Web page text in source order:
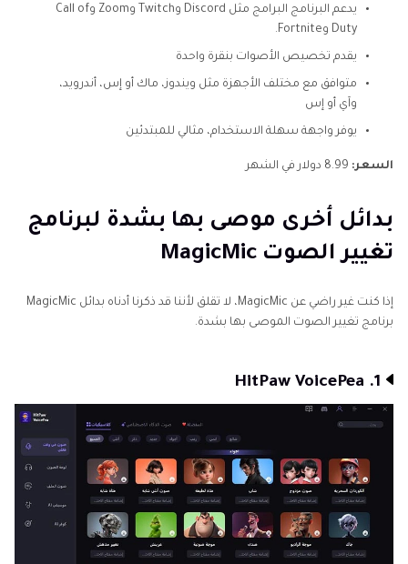
يدعم البرنامج البرامج مثل Discord وTwitch وZoom وCall of
Duty وFortnite.
يقدم تخصيص الأصوات بنقرة واحدة
متوافق مع مختلف الأجهزة مثل ويندوز، ماك أو إس، أندرويد،
وآي أو إس
يوفر واجهة سهلة الاستخدام، مثالي للمبتدئين
السعر: 8.99 دولار في الشهر
بدائل أخرى موصى بها بشدة لبرنامج
تغيير الصوت MagicMic
إذا كنت غير راضي عن MagicMic، لا تقلق لأننا قد ذكرنا أدناه بدائل MagicMic
برنامج تغيير الصوت الموصى بها بشدة.
1. HitPaw VoicePea